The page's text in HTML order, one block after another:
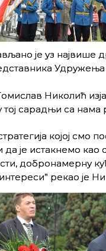
је уз највише
Удружења
Николић
сарадњи са нама
коjоj смо
да jе истакнемо
добронамерну
рекао jе